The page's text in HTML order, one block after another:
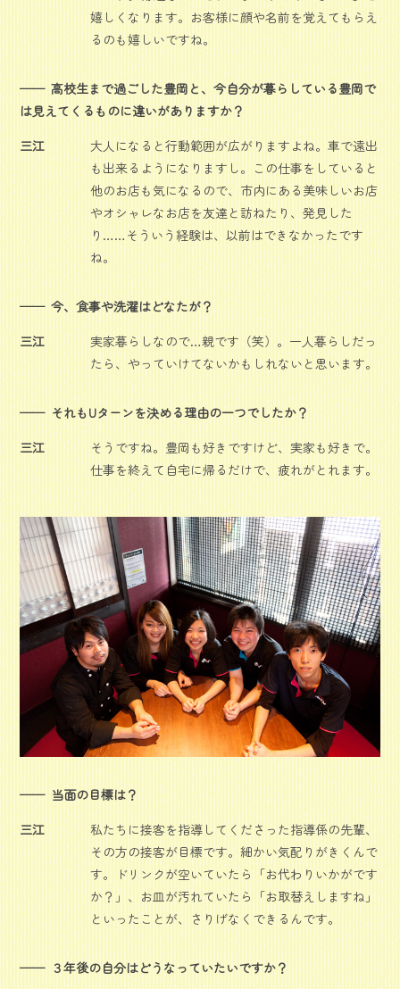
嬉しくなります。お客様に顔や名前を覚えてもらえ
るのも嬉しいですね。
高校生まで過ごした豊岡と、今自分が暮らしている豊岡で
は見えてくるものに違いがありますか？
三江
大人になると行動範囲が広がりますよね。車で遠出
も出来るようになりますし。この仕事をしていると
他のお店も気になるので、市内にある美味しいお店
やオシャレなお店を友達と訪ねたり、発見した
り……そういう経験は、以前はできなかったです
ね。
今、食事や洗濯はどなたが？
三江
実家暮らしなので…親です（笑）。一人暮らしだっ
たら、やっていけてないかもしれないと思います。
それもUターンを決める理由の一つでしたか？
三江
そうですね。豊岡も好きですけど、実家も好きで。
仕事を終えて自宅に帰るだけで、疲れがとれます。
当面の目標は？
三江
私たちに接客を指導してくださった指導係の先輩、
その方の接客が目標です。細かい気配りがきくんで
す。ドリンクが空いていたら「お代わりいかがです
か？」、お皿が汚れていたら「お取替えしますね」
といったことが、さりげなくできるんです。
３年後の自分はどうなっていたいですか？